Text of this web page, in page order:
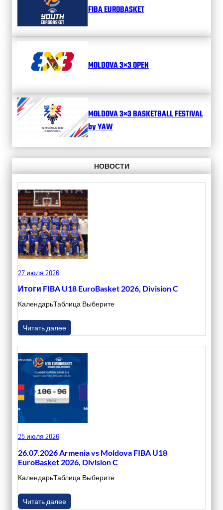
FIBA EUROBASKET
MOLDOVA 3×3 OPEN
MOLDOVA 3×3 BASKETBALL FESTIVAL
by YAW
НОВОСТИ
27 июля 2026
Итоги FIBA U18 EuroBasket 2026, Division C
КалендарьТаблица Выберите
Читать далее
25 июля 2026
26.07.2026 Armenia vs Moldova FIBA U18
EuroBasket 2026, Division C
КалендарьТаблица Выберите
Читать далее